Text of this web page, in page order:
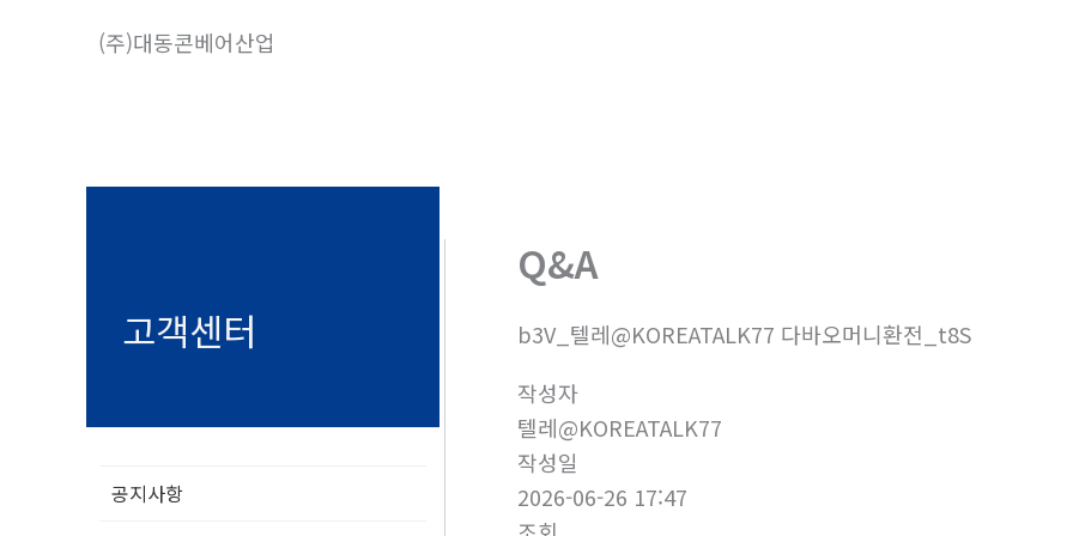
(주)대동콘베어산업
고객센터
공지사항
Q&A
b3V_텔레@KOREATALK77 다바오머니환전_t8S
작성자
텔레@KOREATALK77
작성일
2026-06-26 17:47